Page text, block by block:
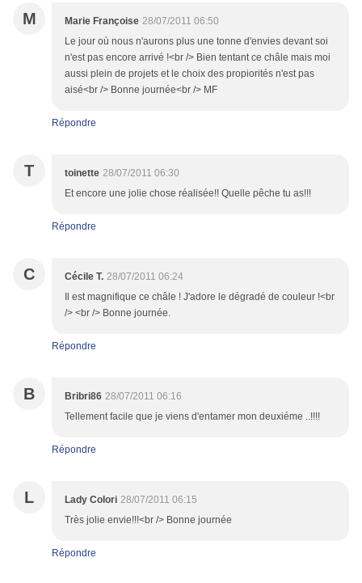
M Marie Françoise 28/07/2011 06:50
Le jour où nous n'aurons plus une tonne d'envies devant soi
n'est pas encore arrivé !<br /> Bien tentant ce châle mais moi
aussi plein de projets et le choix des propiorités n'est pas
aisé<br /> Bonne journée<br /> MF
Répondre
T toinette 28/07/2011 06:30
Et encore une jolie chose réalisée!! Quelle pêche tu as!!!
Répondre
C Cécile T. 28/07/2011 06:24
Il est magnifique ce châle ! J'adore le dégradé de couleur !<br
/> <br /> Bonne journée.
Répondre
B Bribri86 28/07/2011 06:16
Tellement facile que je viens d'entamer mon deuxiéme ..!!!!
Répondre
L Lady Colori 28/07/2011 06:15
Très jolie envie!!!<br /> Bonne journée
Répondre